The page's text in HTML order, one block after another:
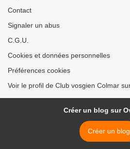
Contact
Signaler un abus
C.G.U.
Cookies et données personnelles
Préférences cookies
Voir le profil de Club vosgien Colmar
Créer un blog sur
Créer un blog